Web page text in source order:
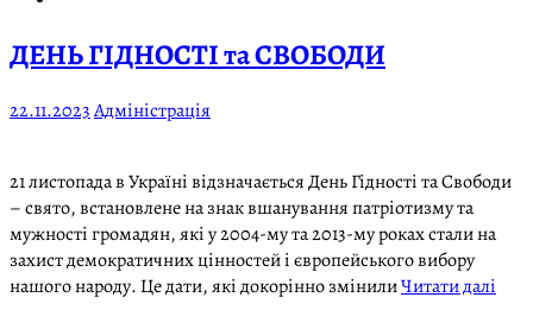
ДЕНЬ ГІДНОСТІ та СВОБОДИ
22.11.2023Адміністрація
21 листопада в Україні відзначається День Гідності та Свободи
– свято, встановлене на знак вшанування патріотизму та
мужності громадян, які у 2004-му та 2013-му роках стали на
захист демократичних цінностей і європейського вибору
нашого народу. Це дати, які докорінно змінилиЧитати далі